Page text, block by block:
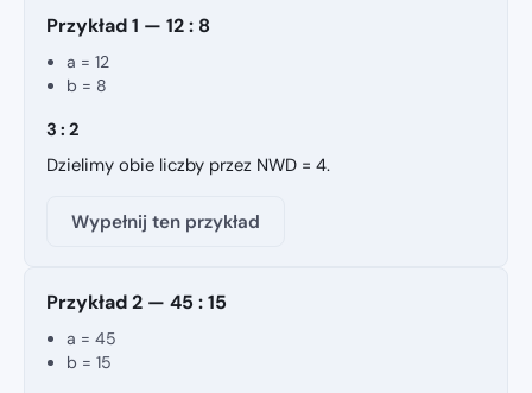
Przykład 1 — 12 : 8
a = 12
b = 8
3 : 2
Dzielimy obie liczby przez NWD = 4.
Wypełnij ten przykład
Przykład 2 — 45 : 15
a = 45
b = 15